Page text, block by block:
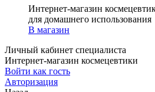
Интернет-магазин
для домашнего использования
В магазин
Личный кабинет специалиста
Интернет-магазин космецевтики
Войти как гость
Авторизация